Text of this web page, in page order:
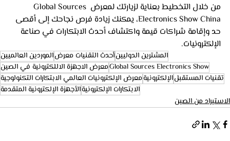
من خلال التخطيط بعناية لزيارتك لمعرض Global Sources
Electronics Show China، يمكنك زيادة فرص نجاحك إلى أقصى
حد وإقامة شراكات قيمة واكتشاف أحدث الابتكارات في صناعة
الإلكترونيات.
المشترين الدوليينأحدث التقنيات معرضالموردين العالميين
Global Sources Electronics Showمعرض الاجهزة الاللكترونية في الصين
تقنيات المستقبلالإلكترونيةمعرض الإلكترونيات العالمي الابتكارات التكنولوجية
الابتكارات الإلكترونيةالأجهزة الإلكترونية المتقدمة
الاستيراد من الصين